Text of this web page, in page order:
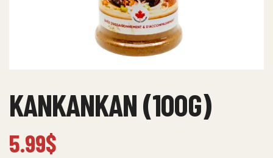
KANKANKAN (100G)
5.99$